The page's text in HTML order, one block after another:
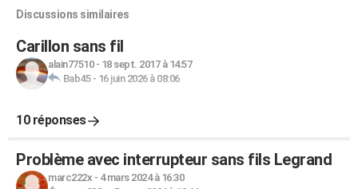
Discussions similaires
Carillon sans fil
alain77510- 18 sept. 2017 à 14:57
Bab45- 16 juin 2026 à 08:06
10 réponses
Problème avec interrupteur sans fils Legrand
marc222x - 4 mars 2024 à 16:30